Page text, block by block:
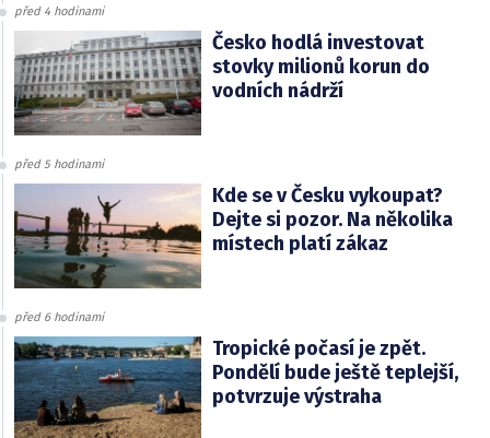
před 4 hodinami
Česko hodlá investovat
stovky milionů korun do
vodních nádrží
před 5 hodinami
Kde se v Česku vykoupat?
Dejte si pozor. Na několika
místech platí zákaz
před 6 hodinami
Tropické počasí je zpět.
Pondělí bude ještě teplejší,
potvrzuje výstraha